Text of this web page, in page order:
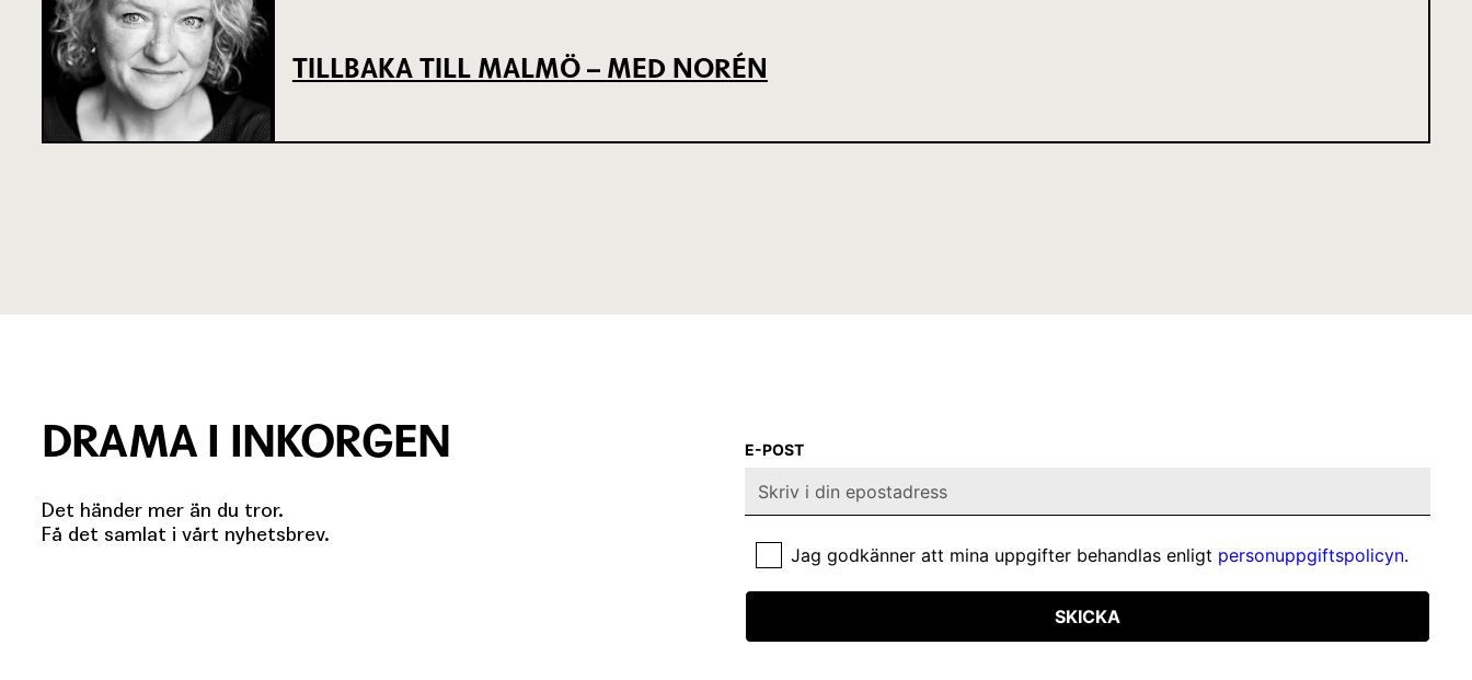
TILLBAKA TILL MALMÖ – MED NORÉN
DRAMA I INKORGEN
Det händer mer än du tror.
Få det samlat i vårt nyhetsbrev.
E-POST
Jag godkänner att mina uppgifter behandlas enligt personuppgiftspolicyn.
SKICKA